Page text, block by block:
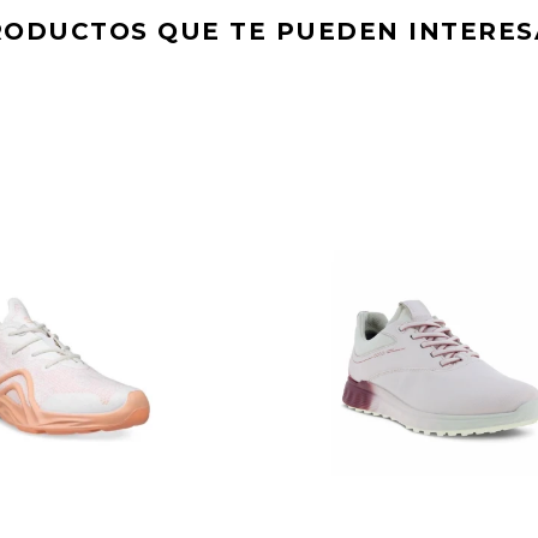
QUE TE PUEDEN